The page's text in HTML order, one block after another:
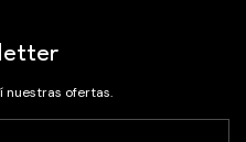
nuestras ofertas.